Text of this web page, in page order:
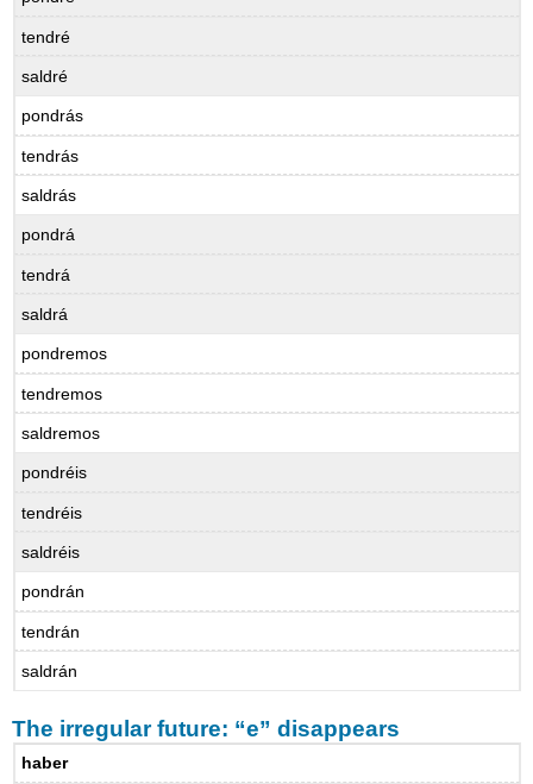
tendré
saldré
pondrás
tendrás
saldrás
pondrá
tendrá
saldrá
pondremos
tendremos
saldremos
pondréis
tendréis
saldréis
pondrán
tendrán
saldrán
The irregular future: “e” disappears
haber